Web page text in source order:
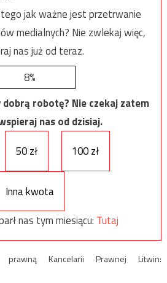
jak ważne jest przetrwanie
medialnych? Nie zwlekaj więc,
nas już od teraz.
8%
dobrą robotę? Nie czekaj zatem
nas od dzisiaj.
50 zł 100 zł
Inna kwota
nas tym miesiącu: Tutaj
Kancelarii Prawnej Litwin: